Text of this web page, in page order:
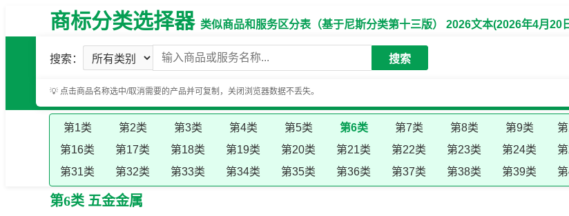
商标分类选择器类似商品和服务区分表（基于尼斯分类第十三版） 2026文本(2026年4月20
搜索： 搜索
💡 点击商品名称选中/取消需要的产品并可复制，关闭浏览器数据不丢失。
第1类 第2类 第3类 第4类 第5类 第6类 第7类 第8类 第9类
第16类
第17类 第18类 第19类 第20类 第21类 第22类 第23类 第24类
第31类
第32类 第33类 第34类 第35类 第36类 第37类 第38类 第39类
第6类 五金金属